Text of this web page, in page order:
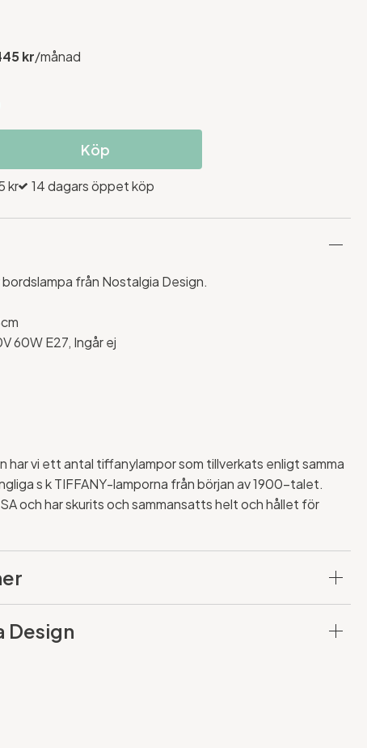
kr/månad
Köp
kr 14 dagars öppet köp
från Nostalgia Design.
60W E27, Ingår ej
har vi ett antal tiffanylampor som tillverkats enligt samma
s k TIFFANY-lamporna från början av 1900-talet.
och har skurits och sammansatts helt och hållet för
Design